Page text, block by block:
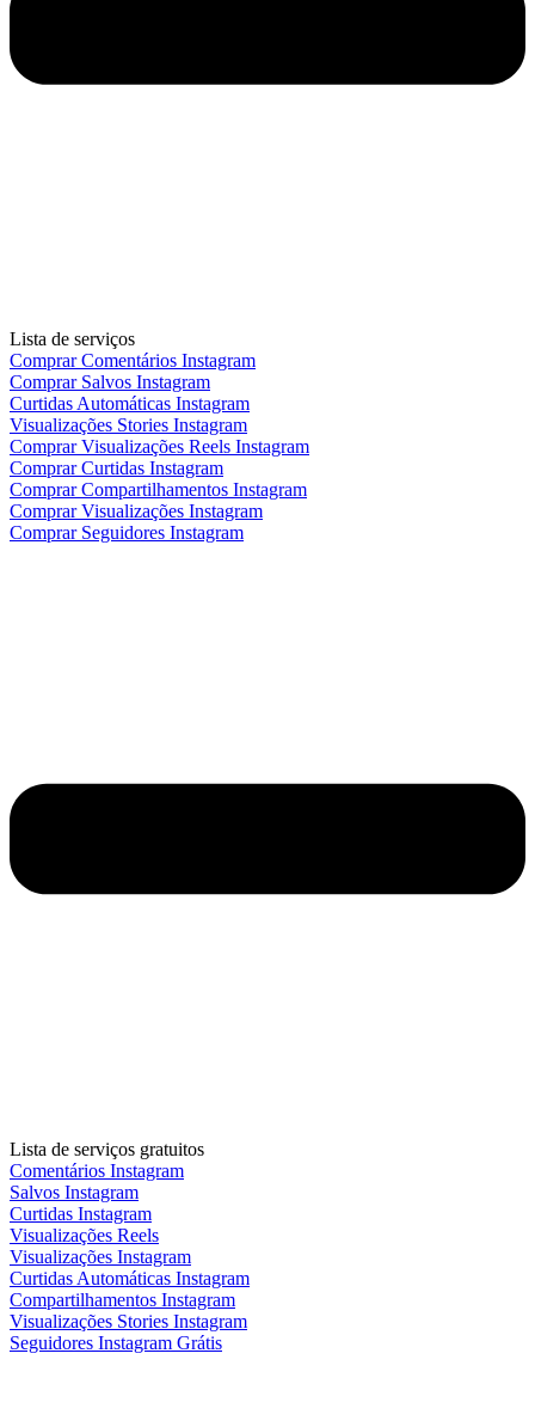
Lista de serviços
Comprar Comentários Instagram
Comprar Salvos Instagram
Curtidas Automáticas Instagram
Visualizações Stories Instagram
Comprar Visualizações Reels Instagram
Comprar Curtidas Instagram
Comprar Compartilhamentos Instagram
Comprar Visualizações Instagram
Comprar Seguidores Instagram
Lista de serviços gratuitos
Comentários Instagram
Salvos Instagram
Curtidas Instagram
Visualizações Reels
Visualizações Instagram
Curtidas Automáticas Instagram
Compartilhamentos Instagram
Visualizações Stories Instagram
Seguidores Instagram Grátis